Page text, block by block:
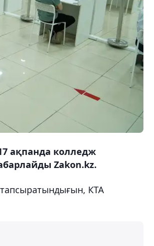
ақпанда колледж
Zakon.kz.
КТА